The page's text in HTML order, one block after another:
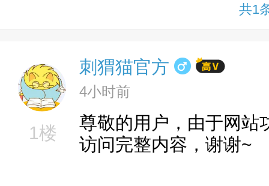
共1
1楼
刺猬猫官方
4小时前
尊敬的用户，由于网站
访问完整内容，谢谢~